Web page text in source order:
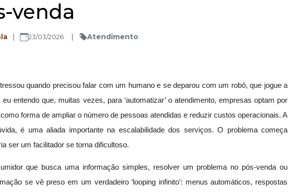
venda
23/03/2026 Atendimento
quando precisou falar com um humano e se deparou com um robô, que jogue a
entendo que, muitas vezes, para ‘automatizar’ o atendimento, empresas optam por
forma de ampliar o número de pessoas atendidas e reduzir custos operacionais. A
é uma aliada importante na escalabilidade dos serviços. O problema começa
ser um facilitador se torna dificultoso.
que busca uma informação simples, resolver um problema no pós-venda ou
se vê preso em um verdadeiro ‘looping infinito’: menus automáticos, respostas